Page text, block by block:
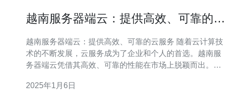
越南服务器端云：提供高效、可靠的云
越南服务器端云：提供高效、可靠的云服务 随着云计算技
术的不断发展，云服务成为了企业和个人的首选。越南服
务器端云凭借其高效、可靠的性能在市场上脱颖而出。本
采用了先进的技术和强大的硬件设备，提供稳定、高速的
2025年1月6日